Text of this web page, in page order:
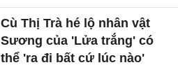
Cù Thị Trà hé lộ nhân vật
Sương của 'Lửa trắng' có
thể 'ra đi bất cứ lúc nào'